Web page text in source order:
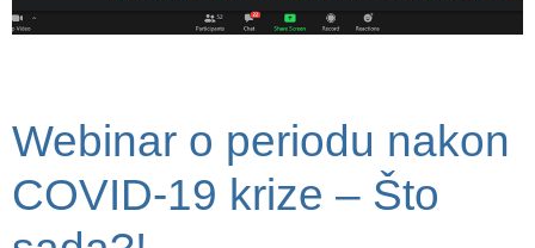
Webinar o periodu nakon
COVID-19 krize – Što